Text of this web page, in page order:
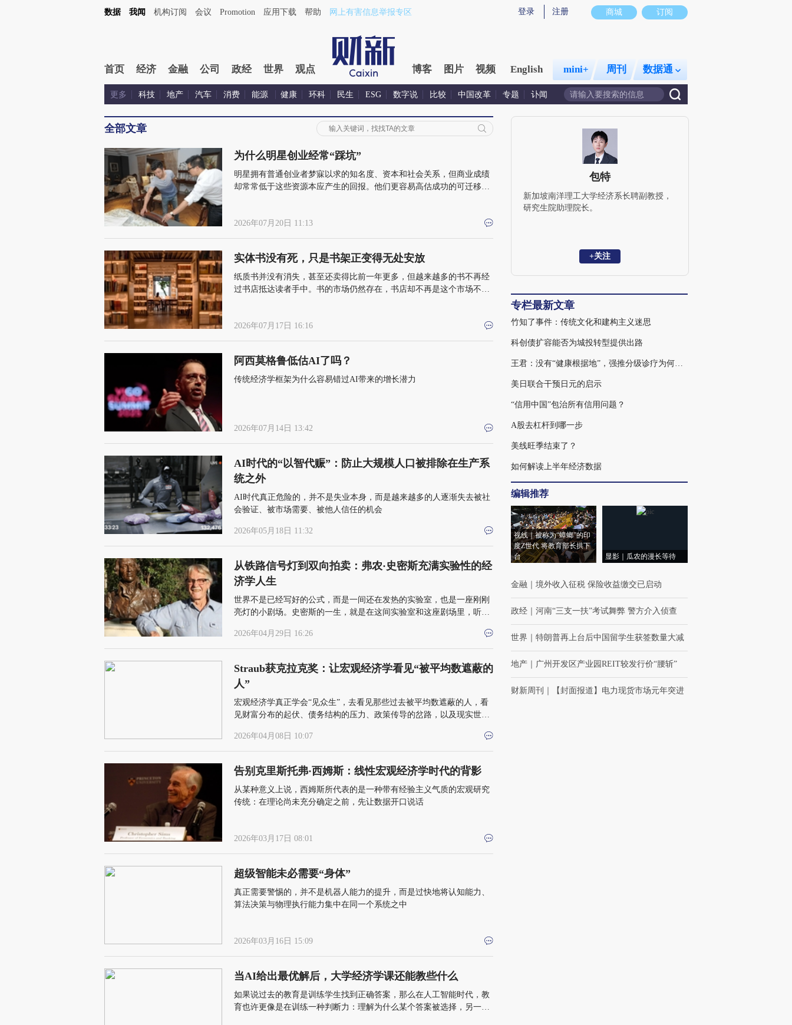
商城 订阅
登录 注册
数据 我闻 机构订阅 会议 Promotion 应用下载 帮助 网上有害信息举报专区
首页 经济 金融 公司 政经 世界 观点 博客 图片 视频 English mini+ 周刊 数据通
更多 科技 地产 汽车 消费 能源 健康 环科 民生 ESG 数字说 比较 中国改革 专题 讣闻
全部文章
为什么明星创业经常“踩坑”
明星拥有普通创业者梦寐以求的知名度、资本和社会关系，但商业成绩
却常常低于这些资源本应产生的回报。他们更容易高估成功的可迁移
2026年07月20日 11:13
实体书没有死，只是书架正变得无处安放
纸质书并没有消失，甚至还卖得比前一年更多，但越来越多的书不再经
过书店抵达读者手中。书的市场仍然存在，书店却不再是这个市场不可
2026年07月17日 16:16
阿西莫格鲁低估AI了吗？
传统经济学框架为什么容易错过AI带来的增长潜力
2026年07月14日 13:42
AI时代的“以智代赈”：防止大规模人口被排除在生产系
统之外
AI时代真正危险的，并不是失业本身，而是越来越多的人逐渐失去被社
会验证、被市场需要、被他人信任的机会
2026年05月18日 11:32
从铁路信号灯到双向拍卖：弗农·史密斯充满实验性的经
济学人生
世界不是已经写好的公式，而是一间还在发热的实验室，也是一座刚刚
亮灯的小剧场。史密斯的一生，就是在这间实验室和这座剧场里，听见
2026年04月29日 16:26
Straub获克拉克奖：让宏观经济学看见“被平均数遮蔽的
人”
宏观经济学真正学会“见众生”，去看见那些过去被平均数遮蔽的人，看
见财富分布的起伏、债务结构的压力、政策传导的岔路，以及现实世界
2026年04月08日 10:07
告别克里斯托弗·西姆斯：线性宏观经济学时代的背影
从某种意义上说，西姆斯所代表的是一种带有经验主义气质的宏观研究
传统：在理论尚未充分确定之前，先让数据开口说话
2026年03月17日 08:01
超级智能未必需要“身体”
真正需要警惕的，并不是机器人能力的提升，而是过快地将认知能力、
算法决策与物理执行能力集中在同一个系统之中
2026年03月16日 15:09
当AI给出最优解后，大学经济学课还能教些什么
如果说过去的教育是训练学生找到正确答案，那么在人工智能时代，教
育也许更像是在训练一种判断力：理解为什么某个答案被选择，另一个
包特
新加坡南洋理工大学经济系长聘副教授，
研究生院助理院长。
+关注
专栏最新文章
竹知了事件：传统文化和建构主义迷思
科创债扩容能否为城投转型提供出路
王君：没有“健康根据地”，强推分级诊疗为何注定失败
美日联合干预日元的启示
“信用中国”包治所有信用问题？
A股去杠杆到哪一步
美线旺季结束了？
如何解读上半年经济数据
编辑推荐
视线｜被称为“蟑螂”的印
度Z世代 将教育部长拱下
台
显影｜瓜农的漫长等待
金融 境外收入征税 保险收益缴交已启动
政经 河南“三支一扶”考试舞弊 警方介入侦查
世界 特朗普再上台后中国留学生获签数量大减
地产 广州开发区产业园REIT较发行价“腰斩”
财新周刊 【封面报道】电力现货市场元年突进